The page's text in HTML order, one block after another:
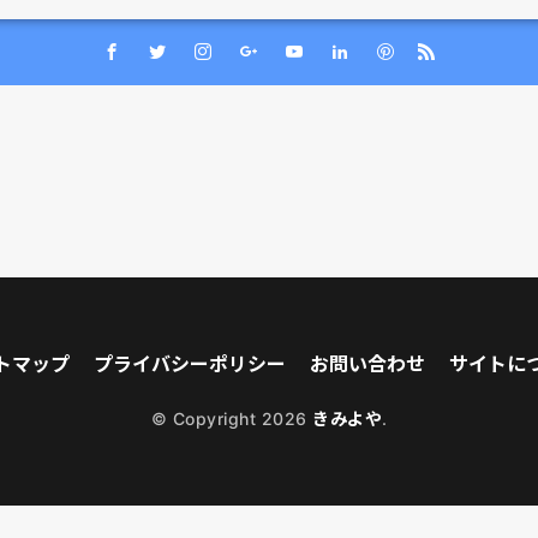
マップ プライバシーポリシー お問い合わせ サイトに
© Copyright 2026 きみよや.